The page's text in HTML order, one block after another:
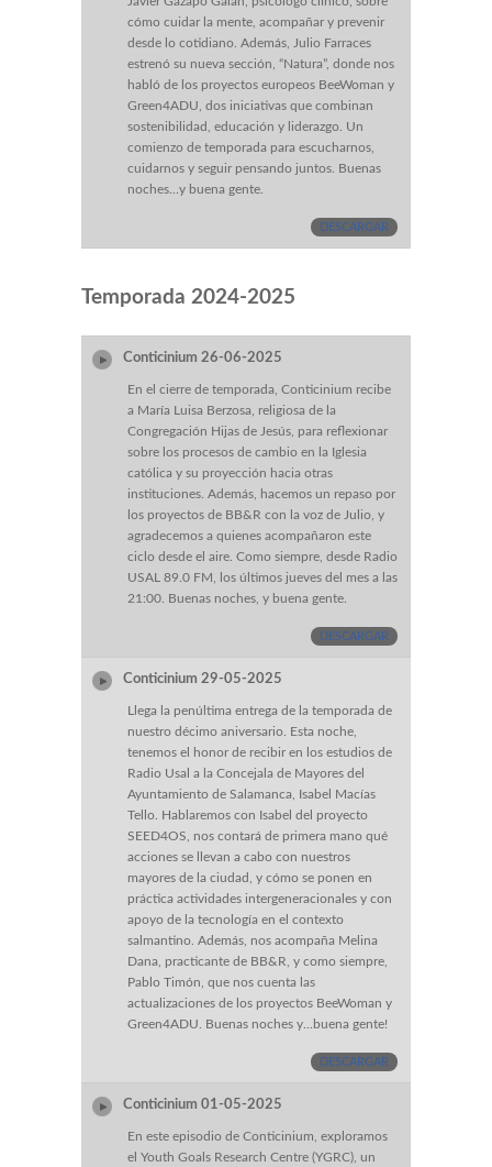
cómo cuidar la mente, acompañar y prevenir
desde lo cotidiano. Además, Julio Farraces
estrenó su nueva sección, “Natura”, donde nos
habló de los proyectos europeos BeeWoman y
Green4ADU, dos iniciativas que combinan
sostenibilidad, educación y liderazgo. Un
comienzo de temporada para escucharnos,
cuidarnos y seguir pensando juntos. Buenas
noches...y buena gente.
DESCARGAR
Temporada 2024-2025
Conticinium 26-06-2025
En el cierre de temporada, Conticinium recibe
a María Luisa Berzosa, religiosa de la
Congregación Hijas de Jesús, para reflexionar
sobre los procesos de cambio en la Iglesia
católica y su proyección hacia otras
instituciones. Además, hacemos un repaso por
los proyectos de BB&R con la voz de Julio, y
agradecemos a quienes acompañaron este
ciclo desde el aire. Como siempre, desde Radio
USAL 89.0 FM, los últimos jueves del mes a las
21:00. Buenas noches, y buena gente.
DESCARGAR
Conticinium 29-05-2025
Llega la penúltima entrega de la temporada de
nuestro décimo aniversario. Esta noche,
tenemos el honor de recibir en los estudios de
Radio Usal a la Concejala de Mayores del
Ayuntamiento de Salamanca, Isabel Macías
Tello. Hablaremos con Isabel del proyecto
SEED4OS, nos contará de primera mano qué
acciones se llevan a cabo con nuestros
mayores de la ciudad, y cómo se ponen en
práctica actividades intergeneracionales y con
apoyo de la tecnología en el contexto
salmantino. Además, nos acompaña Melina
Dana, practicante de BB&R, y como siempre,
Pablo Timón, que nos cuenta las
actualizaciones de los proyectos BeeWoman y
Green4ADU. Buenas noches y...buena gente!
DESCARGAR
Conticinium 01-05-2025
En este episodio de Conticinium, exploramos
el Youth Goals Research Centre (YGRC), un